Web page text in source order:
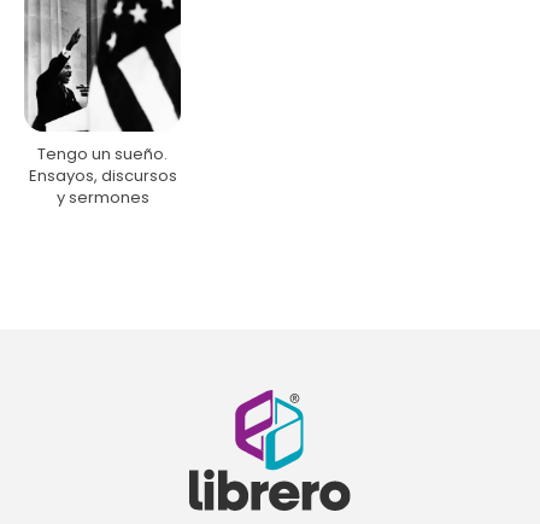
Tengo un sueño.
Ensayos, discursos
y sermones